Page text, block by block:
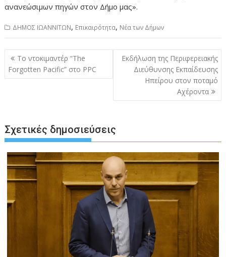
ανανεώσιμων πηγών στον Δήμο μας».
ΔΗΜΟΣ ΙΩΑΝΝΙΤΩΝ, Επικαιρότητα, Νέα των Δήμων
Πλοήγηση
άρθρων
Το ντοκιμαντέρ “The
Forgotten Pacific” στο PPC
Εκδήλωση της Περιφερειακής
Διεύθυνσης Εκπαίδευσης
Ηπείρου στον ποταμό
Αχέροντα
Σχετικές δημοσιεύσεις